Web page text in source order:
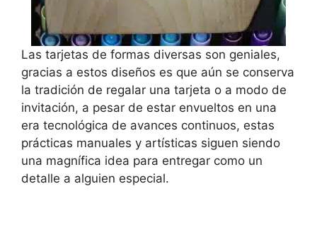
Las tarjetas de formas diversas son geniales,
gracias a estos diseños es que aún se conserva
la tradición de regalar una tarjeta o a modo de
invitación, a pesar de estar envueltos en una
era tecnológica de avances continuos, estas
prácticas manuales y artísticas siguen siendo
una magnífica idea para entregar como un
detalle a alguien especial.